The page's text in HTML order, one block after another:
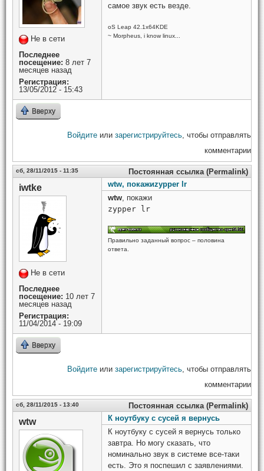
Не в сети
Последнее
посещение: 8 лет 7
месяцев назад
Регистрация:
13/05/2012 - 15:43
самое звук есть везде.
oS Leap 42.1x64KDE
~ Morpheus, i know linux...
Вверху
Войдите или зарегистрируйтесь , чтобы отправлять
комментарии
сб, 28/11/2015 - 11:35 Постоянная ссылка (Permalink)
iwtke
Не в сети
Последнее
посещение: 10 лет 7
месяцев назад
Регистрация:
11/04/2014 - 19:09
wtw, покажиzypper lr
wtw , покажи
zypper lr
Правильно заданный вопрос – половина
ответа.
Вверху
Войдите или зарегистрируйтесь , чтобы отправлять
комментарии
сб, 28/11/2015 - 13:40 Постоянная ссылка (Permalink)
wtw
К ноутбуку с сусей я вернусь
К ноутбуку с сусей я вернусь только
завтра. Но могу сказать, что
номинально звук в системе все-таки
есть. Это я поспешил с заявлениями.